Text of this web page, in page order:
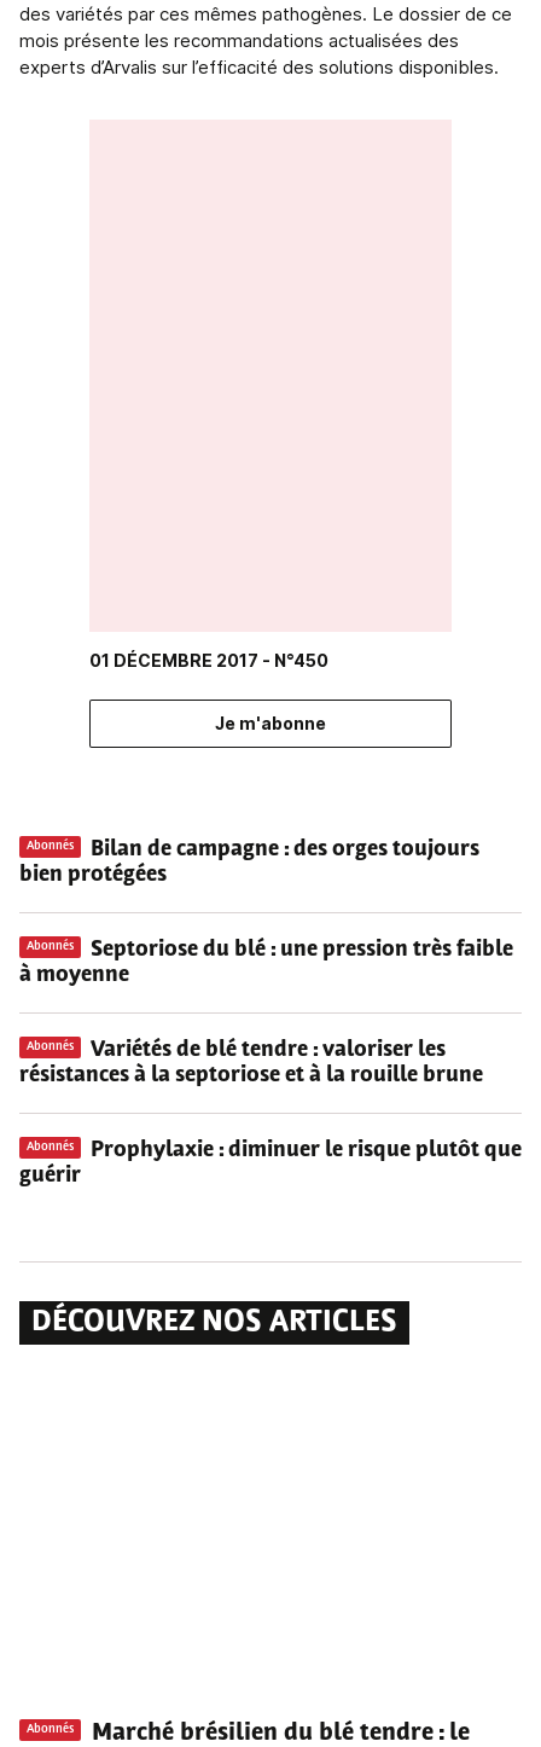
des variétés par ces mêmes pathogènes. Le dossier de ce
mois présente les recommandations actualisées des
experts d’Arvalis sur l’efficacité des solutions disponibles.
01 DÉCEMBRE 2017 - N°450
Je m'abonne
Abonnés
Bilan de campagne : des orges toujours
bien protégées
Abonnés
Septoriose du blé : une pression très faible
à moyenne
Abonnés
Variétés de blé tendre : valoriser les
résistances à la septoriose et à la rouille brune
Abonnés
Prophylaxie : diminuer le risque plutôt que
guérir
DÉCOUVREZ NOS ARTICLES
Abonnés
Marché brésilien du blé tendre : le